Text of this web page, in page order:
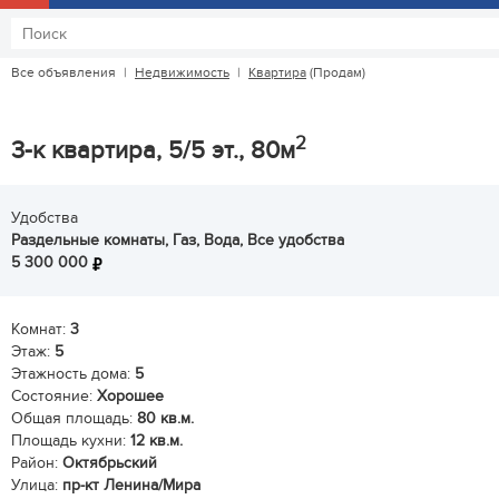
Все объявления | Недвижимость | Квартира (Продам)
3-к квартира, 5/5 эт., 80м2
Удобства
Раздельные комнаты, Газ, Вода, Все удобства
5 300 000
Комнат: 3
Этаж: 5
Этажность дома: 5
Состояние: Хорошее
Общая площадь: 80 кв.м.
Площадь кухни: 12 кв.м.
Район: Октябрьский
Улица: пр-кт Ленина/Мира